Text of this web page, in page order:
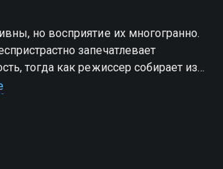
но восприятие их многогранно.
запечатлевает
тогда как режиссер собирает из
создавая уникальный